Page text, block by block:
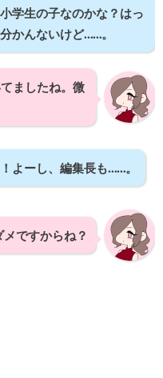
学生の子なのかな？はっ
かんないけど……。
ましたね。微
よーし、編集長も……。
ですからね？